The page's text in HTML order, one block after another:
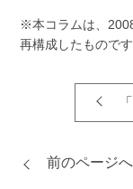
※本コラムは、
再構成したものです
前のページへ